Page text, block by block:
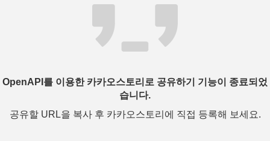
OpenAPI를 이용한 카카오스토리로 공유하기 기능이 종료되었
습니다.
공유할 URL을 복사 후 카카오스토리에 직접 등록해 보세요.